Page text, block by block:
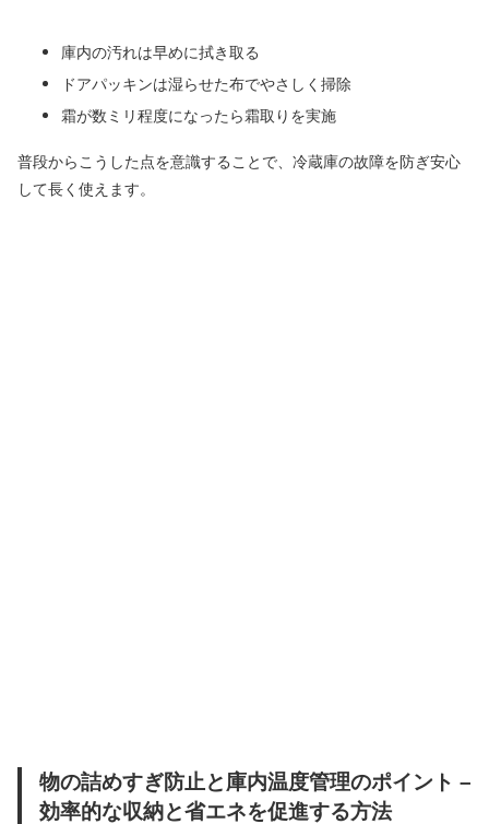
庫内の汚れは早めに拭き取る
ドアパッキンは湿らせた布でやさしく掃除
霜が数ミリ程度になったら霜取りを実施
普段からこうした点を意識することで、冷蔵庫の故障を防ぎ安心
して長く使えます。
物の詰めすぎ防止と庫内温度管理のポイント –
効率的な収納と省エネを促進する方法